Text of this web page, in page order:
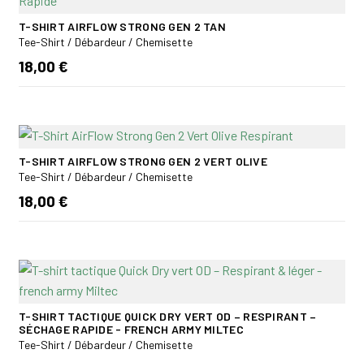
T-SHIRT AIRFLOW STRONG GEN 2 TAN
Tee-Shirt / Débardeur / Chemisette
18,00 €
T-SHIRT AIRFLOW STRONG GEN 2 VERT OLIVE
Tee-Shirt / Débardeur / Chemisette
18,00 €
T-SHIRT TACTIQUE QUICK DRY VERT OD – RESPIRANT –
SÉCHAGE RAPIDE - FRENCH ARMY MILTEC
Tee-Shirt / Débardeur / Chemisette